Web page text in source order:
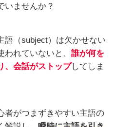
いませんか？
語（subject）は欠かせない
れていないと、 誰が何を
、会話がストップしてしま
者がつまずきやすい主語の